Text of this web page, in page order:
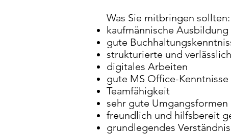
Was Sie mitbringen sollten:
kaufmännische Ausbildung
gute
strukturierte und
digitales Arbeiten
gute MS Office-Kenntnisse
Teamfähigkeit
sehr gute Umgangsformen
freundlich und hilfsbereit
grundlegendes